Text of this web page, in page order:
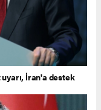
İran'a destek